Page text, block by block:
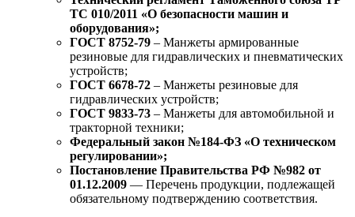
ТС 010/2011 «О безопасности машин и
оборудования»;
ГОСТ 8752-79 – Манжеты армированные
резиновые для гидравлических и пневматических
устройств;
ГОСТ 6678-72 – Манжеты резиновые для
гидравлических устройств;
ГОСТ 9833-73 – Манжеты для автомобильной и
тракторной техники;
Федеральный закон №184-ФЗ «О техническом
регулировании»;
Постановление Правительства РФ №982 от
01.12.2009 — Перечень продукции, подлежащей
обязательному подтверждению соответствия.